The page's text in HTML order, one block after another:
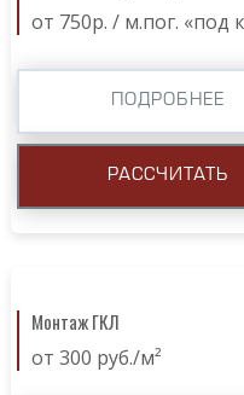
от 750р. / м.пог. «под
ПОДРОБНЕЕ
РАССЧИТАТЬ
Монтаж ГКЛ
от 300 руб./м²